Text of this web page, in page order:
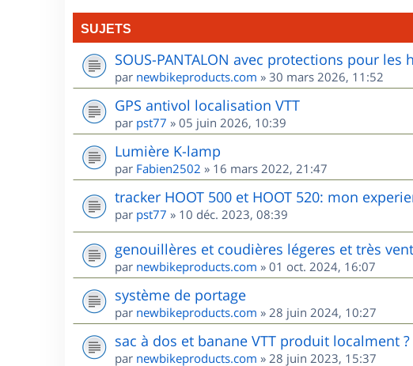
SUJETS
SOUS-PANTALON avec protections pour les
par newbikeproducts.com » 30 mars 2026, 11:52
GPS antivol localisation VTT
par pst77 » 05 juin 2026, 10:39
Lumière K-lamp
par Fabien2502 » 16 mars 2022, 21:47
tracker HOOT 500 et HOOT 520: mon
par pst77 » 10 déc. 2023, 08:39
genouillères et coudières légeres et très
par newbikeproducts.com » 01 oct. 2024, 16:07
système de portage
par newbikeproducts.com » 28 juin 2024, 10:27
sac à dos et banane VTT produit localment
par newbikeproducts.com » 28 juin 2023, 15:37